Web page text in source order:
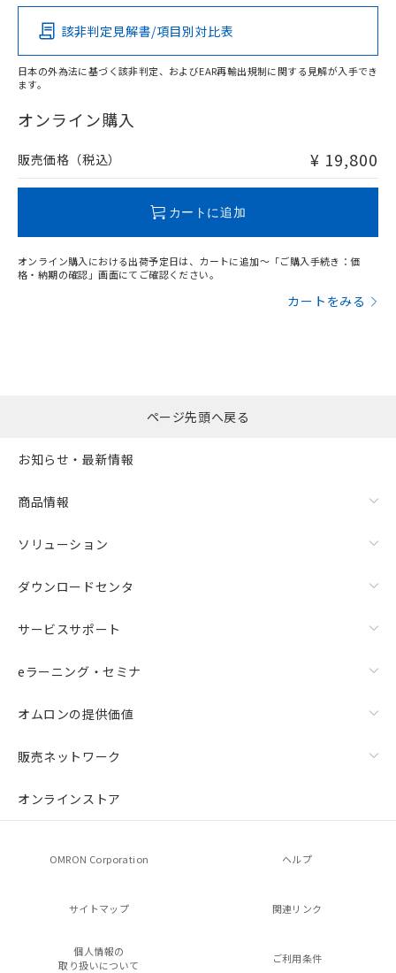
該非判定見解書/項目別対比表
日本の外為法に基づく該非判定、およびEAR再輸出規制に関する見解が入手でき
ます。
オンライン購入
販売価格（税込） ¥ 19,800
カートに追加
オンライン購入における出荷予定日は、カートに追加～「ご購入手続き：価
格・納期の確認」画面にてご確認ください。
カートをみる
※当社の共同利用者とは、
の共同利用に関して"
の「1.共同利
用者の範囲」に記載されている法人を
EU RoHS指令（10物質）の非含有証明書
51物質の非含有証明書（当社基準）
※本証明書は発行日時点で非含有を証明す
るもので、過去に遡って非含有を証明する
また、RoHS指令のフタル酸エステル類４
荷製品に未対応品が混在することから備考
欄に対応日を記載しておりました。
既に当社にて対応品への在庫切替を完了
していることから、特段のことがない限
ページ先頭へ戻る
お知らせ・最新情報
商品情報
ソリューション
ダウンロードセンタ
サービスサポート
eラーニング・セミナ
オムロンの提供価値
販売ネットワーク
オンラインストア
OMRON Corporation ヘルプ
サイトマップ 関連リンク
個人情報の
取り扱いについて
ご利用条件